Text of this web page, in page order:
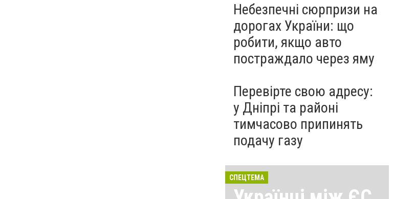
Небезпечні сюрпризи на
дорогах України: що
робити, якщо авто
постраждало через яму
Перевірте свою адресу:
у Дніпрі та районі
тимчасово припинять
подачу газу
СПЕЦТЕМА